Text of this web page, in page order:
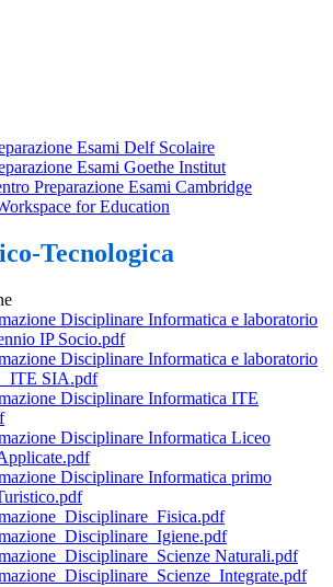
Esami Delf Scolaire
Esami Goethe Institut
Preparazione Esami Cambridge
for Education
Tecnologica
Disciplinare Informatica e laboratorio
IP Socio.pdf
Disciplinare Informatica e laboratorio
ITE SIA.pdf
Disciplinare Informatica ITE
Disciplinare Informatica Liceo
Disciplinare Informatica primo
Naturali.pdf